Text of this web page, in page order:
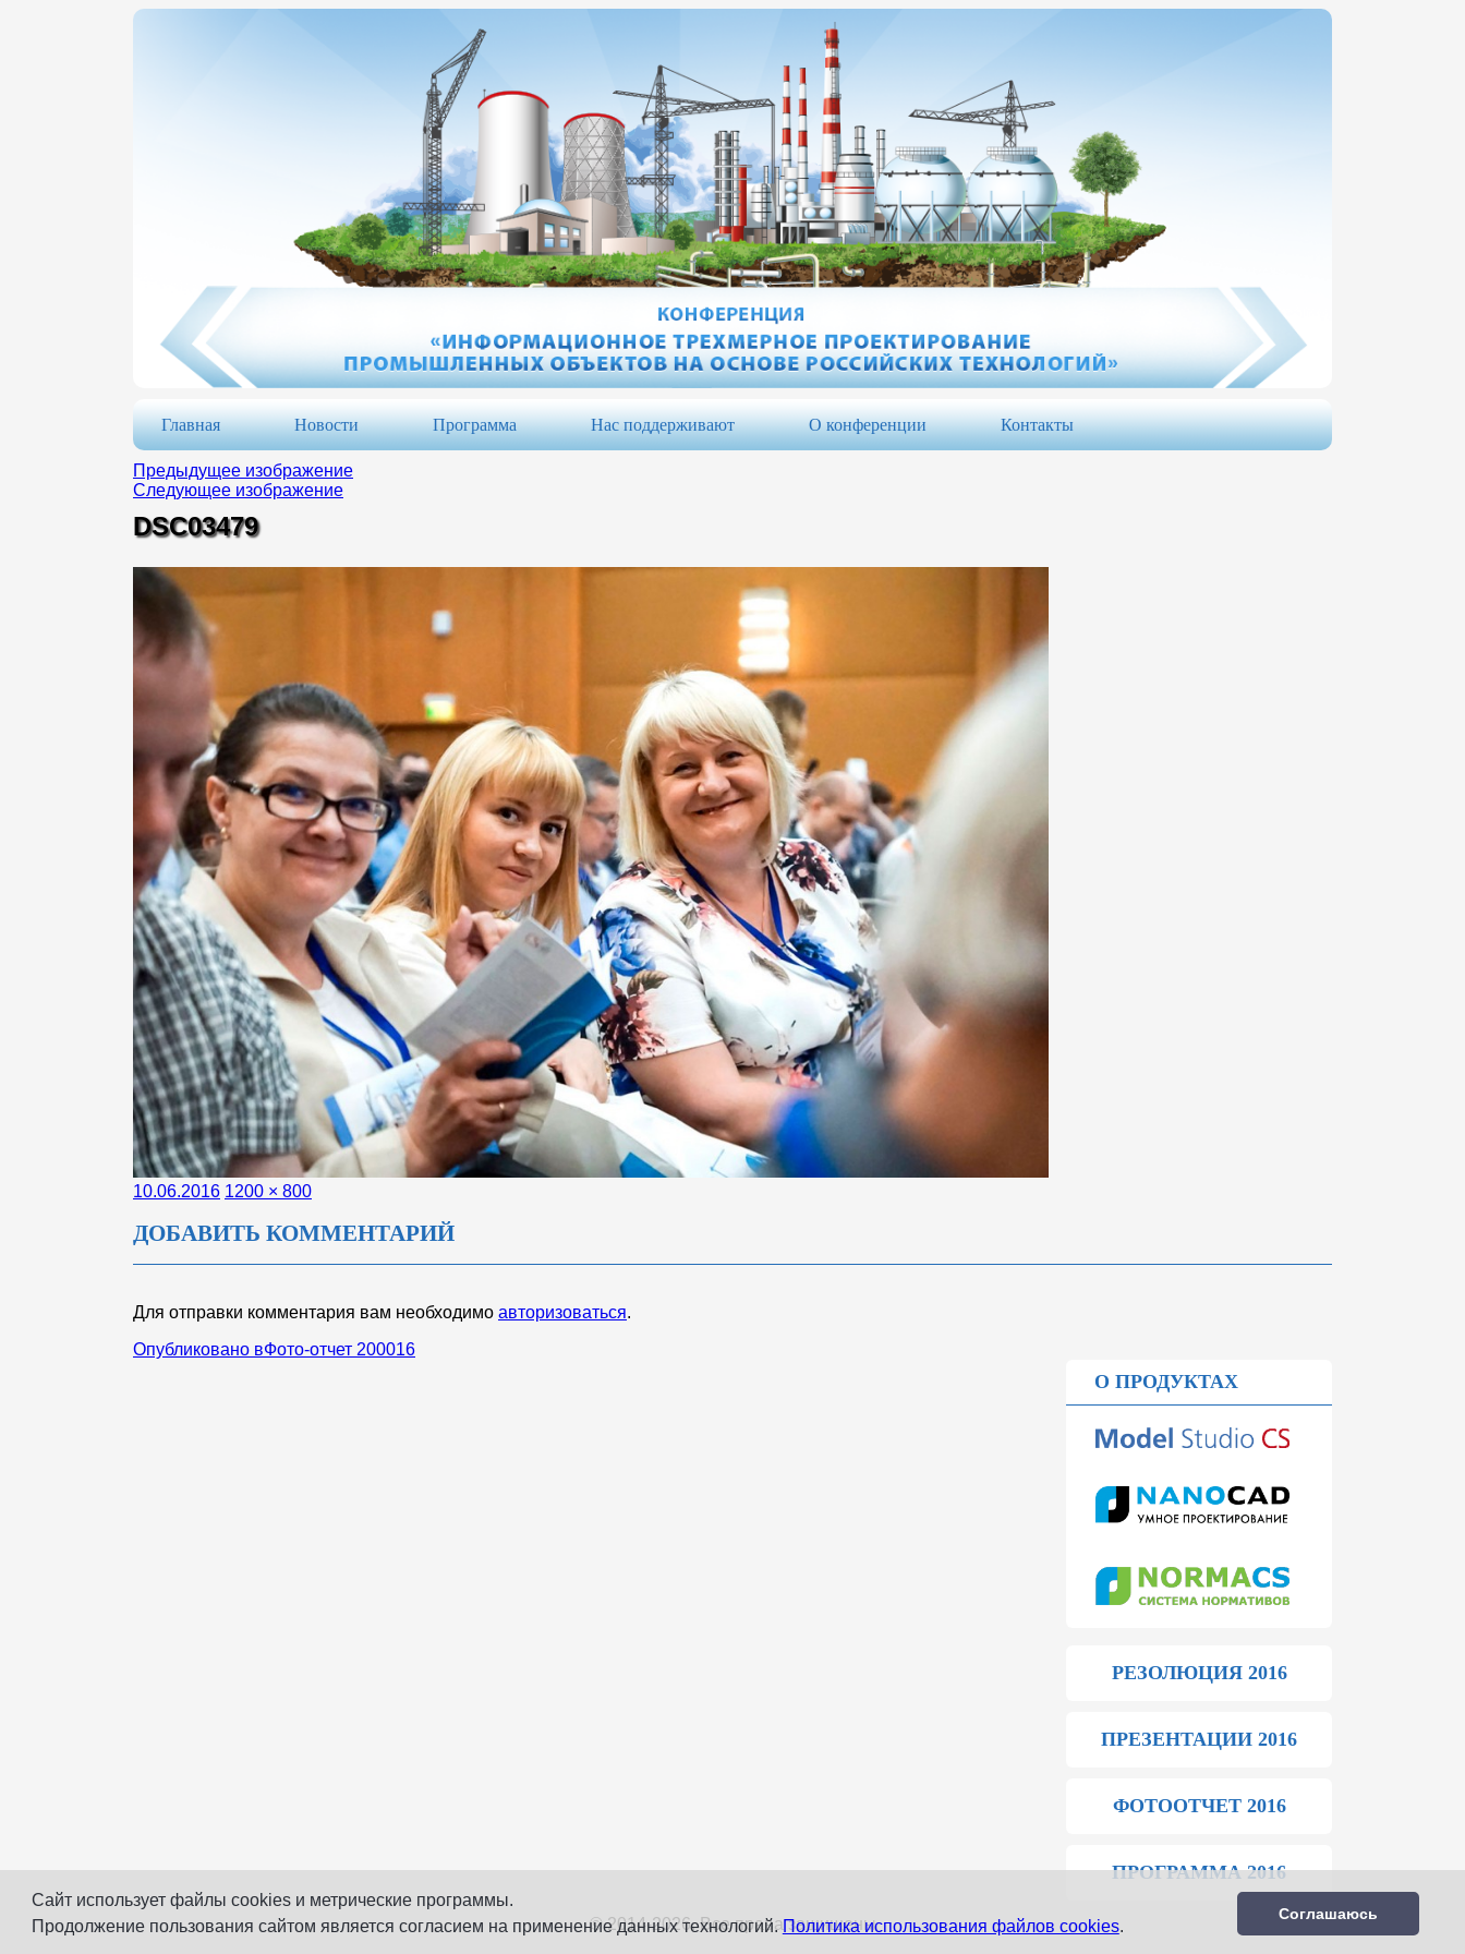
Сайт использует файлы cookies и метрические программы.
Продолжение пользования сайтом является согласием на применение данных технологий.Политика использования файлов cookies.
Соглашаюсь
Главная Новости Программа Нас поддерживают О конференции Контакты
Предыдущее изображение
Следующее изображение
DSC03479
Опубликовано
10.06.2016 Полный
1200 × 800
ДОБАВИТЬ КОММЕНТАРИЙ
Для отправки комментария вам необходимо авторизоваться.
НАВИГАЦИЯ
Опубликовано вФото-отчет 200016
О ПРОДУКТАХ
РЕЗОЛЮЦИЯ 2016
ПРЕЗЕНТАЦИИ 2016
ФОТООТЧЕТ 2016
ПРОГРАММА 2016
© 2014-2026. Все права защищены